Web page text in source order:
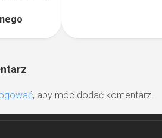
, aby móc dodać komentarz.